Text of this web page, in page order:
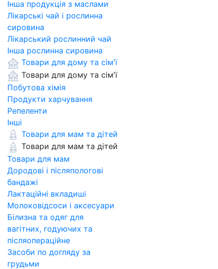
Інша продукція з маслами
Лікарські чай і рослинна
сировина
Лікарський рослинний чай
Інша рослинна сировина
Товари для дому та сім'ї
Товари для дому та сім'ї
Побутова хімія
Продукти харчування
Репеленти
Інші
Товари для мам та дітей
Товари для мам та дітей
Товари для мам
Дородові і післяпологові
бандажі
Лактаційні вкладиші
Молоковідсоси і аксесуари
Білизна та одяг для
вагітних, годуючих та
післяопераційне
Засоби по догляду за
грудьми